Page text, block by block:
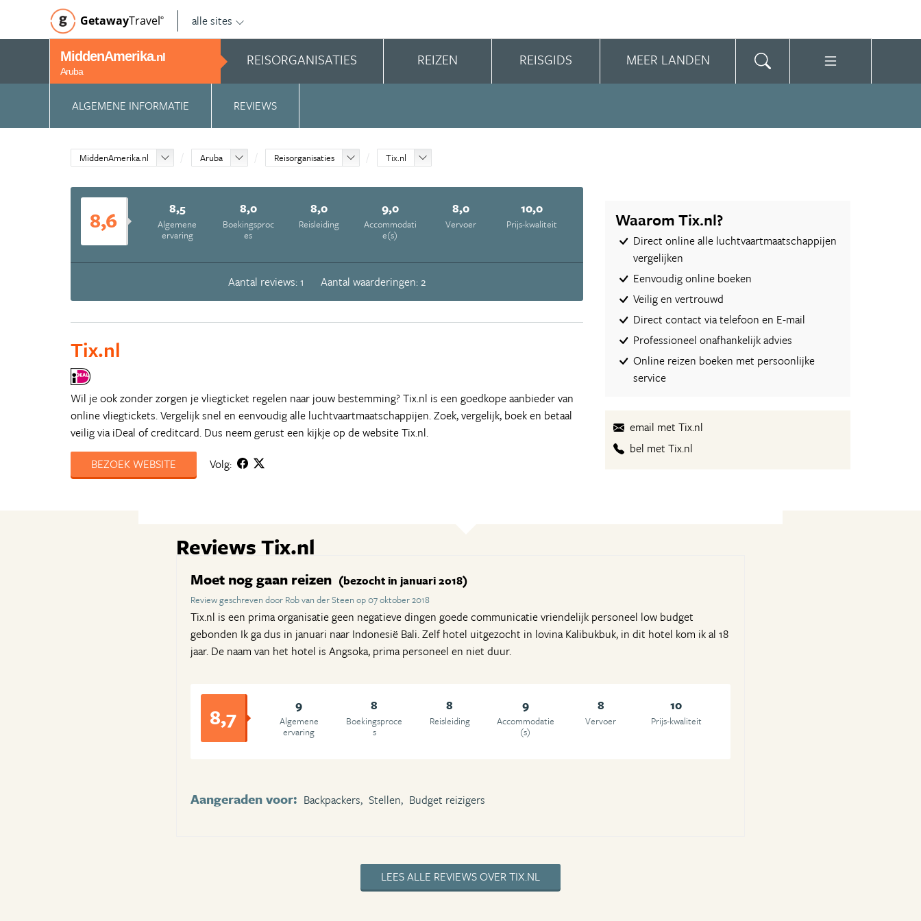
GetawayTravel© alle sites
MiddenAmerika.nl
Aruba
REISORGANISATIES REIZEN REISGIDS MEER LANDEN
ALGEMENE INFORMATIE REVIEWS
MiddenAmerika.nl Aruba Reisorganisaties Tix.nl
8,6 8,5
Algemene
ervaring
8,0
Boekingsproc
es
8,0
Reisleiding
9,0
Accommodati
e(s)
8,0
Vervoer
10,0
Prijs-kwaliteit
Aantal reviews: 1 Aantal waarderingen: 2
Tix.nl
Wil je ook zonder zorgen je vliegticket regelen naar jouw bestemming? Tix.nl is een goedkope aanbieder van
online vliegtickets. Vergelijk snel en eenvoudig alle luchtvaartmaatschappijen. Zoek, vergelijk, boek en betaal
veilig via iDeal of creditcard. Dus neem gerust een kijkje op de website Tix.nl.
BEZOEK WEBSITE
Volg:
Waarom Tix.nl?
Direct online alle luchtvaartmaatschappijen
vergelijken
Eenvoudig online boeken
Veilig en vertrouwd
Direct contact via telefoon en E-mail
Professioneel onafhankelijk advies
Online reizen boeken met persoonlijke
service
email met Tix.nl
bel met Tix.nl
Reviews Tix.nl
Moet nog gaan reizen (bezocht in januari 2018)
Review geschreven door Rob van der Steen op 07 oktober 2018
Tix.nl is een prima organisatie geen negatieve dingen goede communicatie vriendelijk personeel low budget
gebonden Ik ga dus in januari naar Indonesië Bali. Zelf hotel uitgezocht in lovina Kalibukbuk, in dit hotel kom ik al 18
jaar. De naam van het hotel is Angsoka, prima personeel en niet duur.
8,7 9
Algemene
ervaring
8
Boekingsproce
s
8
Reisleiding
9
Accommodatie
(s)
8
Vervoer
10
Prijs-kwaliteit
Aangeraden voor: Backpackers, Stellen, Budget reizigers
LEES ALLE REVIEWS OVER TIX.NL